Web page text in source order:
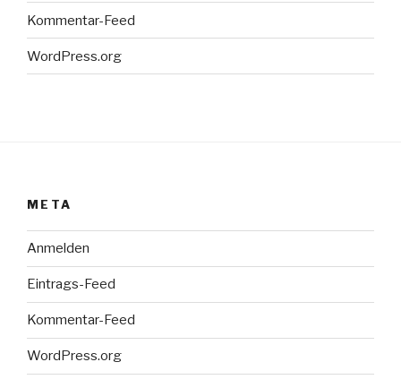
Kommentar-Feed
WordPress.org
META
Anmelden
Eintrags-Feed
Kommentar-Feed
WordPress.org